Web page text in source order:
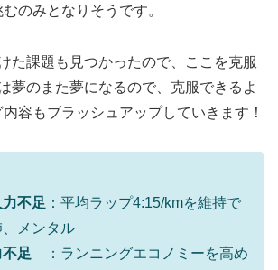
のみとなりそうです。
た課題も見つかったので、ここを克服
夢のまた夢になるので、克服できるよ
容もブラッシュアップしていきます！
力不足 ：平均ラップ4:15/kmを維持で
メンタル
不足
：ランニングエコノミーを高め